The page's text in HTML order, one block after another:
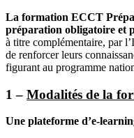
La formation ECCT
préparation obligatoire et
à titre complémentaire, par
de renforcer leurs
figurant au programme
1 – Modalités de la
Une plateforme d’e-